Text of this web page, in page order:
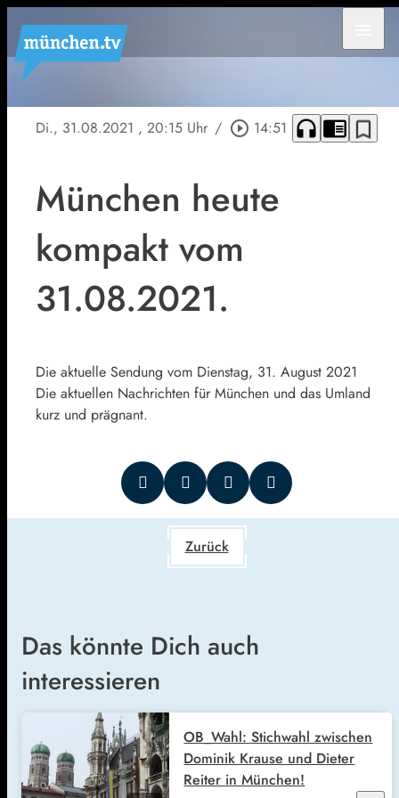
Di., 31.08.2021 , 20:15 Uhr / play_circle_outline 14:51 headphones chrome_reader_mode bookmark_border
München heute
kompakt vom
31.08.2021.
Die aktuelle Sendung vom Dienstag, 31. August 2021
Die aktuellen Nachrichten für München und das Umland
kurz und prägnant.
Zurück
Das könnte Dich auch
interessieren
OB_Wahl: Stichwahl zwischen
Dominik Krause und Dieter
Reiter in München!